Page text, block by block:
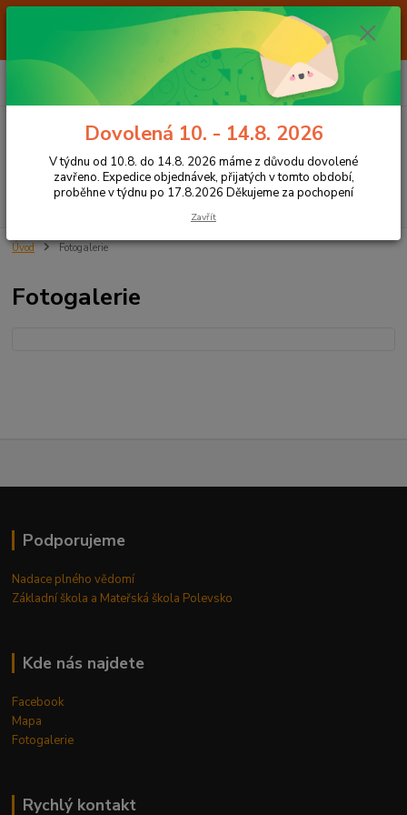
Od 7.8. do 14.8. 2026 máme z důvodu dovolené ZAVŘENO. Expedice
objednávek, přijatých v tomto období, proběhne v týdnu po 17.8.2026
Děkujeme za pochopení
CZK
Hledat
+420 605 283 713
za0,00 Kč
Úvod Fotogalerie
Fotogalerie
Podporujeme
Nadace plného vědomí
Základní škola a Mateřská škola Polevsko
Kde nás najdete
Facebook
Mapa
Fotogalerie
Rychlý kontakt
Dovolená 10. - 14.8. 2026
V týdnu od 10.8. do 14.8. 2026 máme z důvodu dovolené
zavřeno. Expedice objednávek, přijatých v tomto období,
proběhne v týdnu po 17.8.2026 Děkujeme za pochopení
Zavřít